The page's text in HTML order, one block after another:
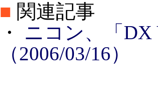
■ 関連記事
・ ニコン、「DX
（2006/03/16）